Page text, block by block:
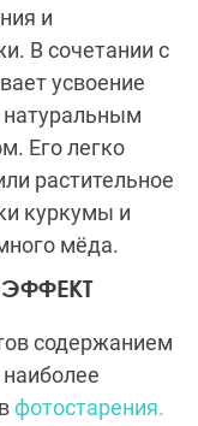
и
В сочетании с
усвоение
натуральным
Его легко
растительное
куркумы и
мёда.
содержанием
фотостарения.